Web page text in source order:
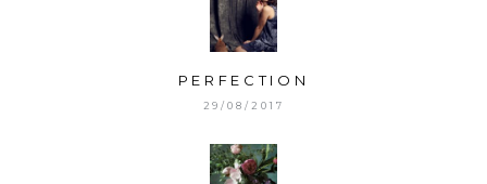
PERFECTION
29/08/2017